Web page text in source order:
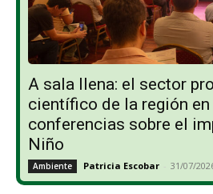
A sala llena: el sector
científico de la región
conferencias sobre el
Niño
Ambiente Patricia Escobar - 31/07/